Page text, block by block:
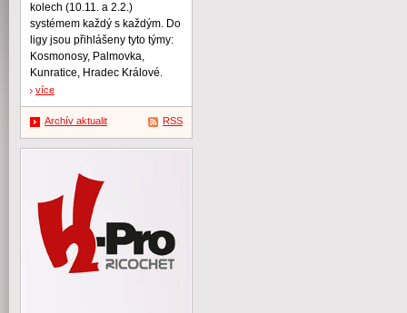
kolech (10.11. a 2.2.)
systémem každý s každým. Do
ligy jsou přihlášeny tyto týmy:
Kosmonosy, Palmovka,
Kunratice, Hradec Králové.
více
Archív aktualit RSS